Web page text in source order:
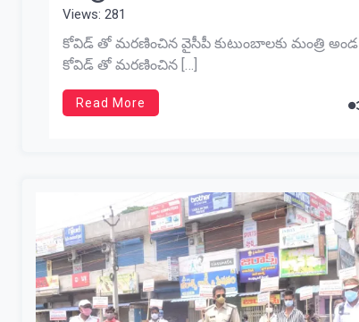
Views: 281
కోవిడ్ తో మరణించిన వైసీపీ కుటుంబాలకు మంత్రి అండ
కోవిడ్ తో మరణించిన […]
Read More